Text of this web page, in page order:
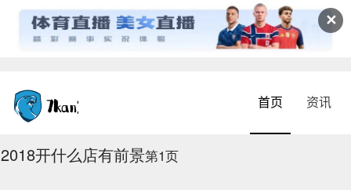
✕
首页 资讯
2018开什么店有前景第1页